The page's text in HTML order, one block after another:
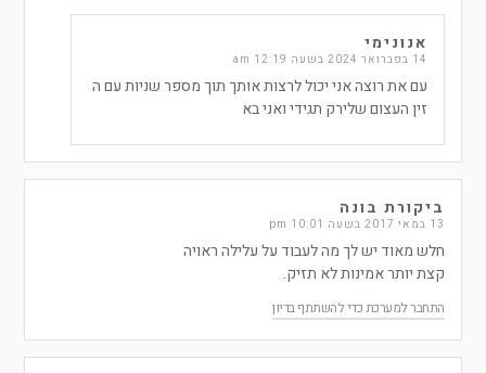
אנונימי
14 בפברואר 2024 בשעה 12:19 am
עם את רוצה אני יכול לרצות אותך תוך מספר שניות עם ה
זין העצום שלירק תגידי ואני בא
ביקורת בונה
13 במאי 2017 בשעה 10:01 pm
חלש מאוד יש לך מה לעבוד על עלילה ראויה
קצת יותר אמינות לא תזיק.
התחבר למערכת כדי להשתתף בדיון